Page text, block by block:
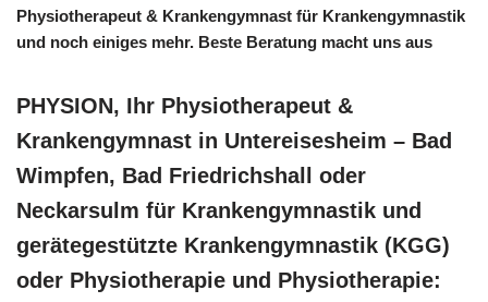
Physiotherapeut & Krankengymnast für Krankengymnastik
und noch einiges mehr. Beste Beratung macht uns aus
PHYSION, Ihr Physiotherapeut &
Krankengymnast in Untereisesheim – Bad
Wimpfen, Bad Friedrichshall oder
Neckarsulm für Krankengymnastik und
gerätegestützte Krankengymnastik (KGG)
oder Physiotherapie und Physiotherapie: